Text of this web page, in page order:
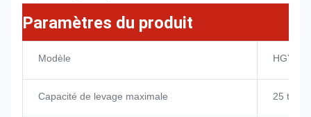
Paramètres du produit
Modèle HGY20
Capacité de levage maximale 25